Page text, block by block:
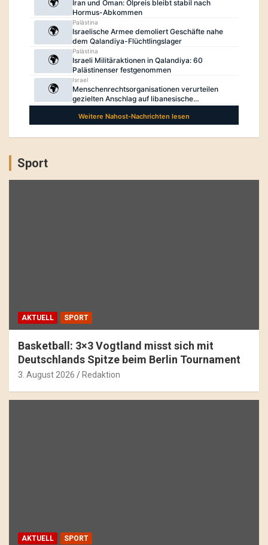
Sport
AKTUELL SPORT
Basketball: 3×3 Vogtland misst sich mit
Deutschlands Spitze beim Berlin Tournament
3. August 2026 Redaktion
AKTUELL SPORT